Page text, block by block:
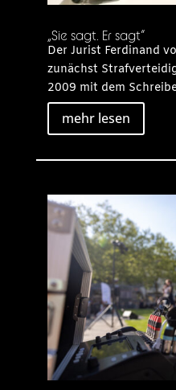
„Sie sagt. Er sagt“
Der Jurist Ferdinand
zunächst
2009 mit dem
mehr lesen